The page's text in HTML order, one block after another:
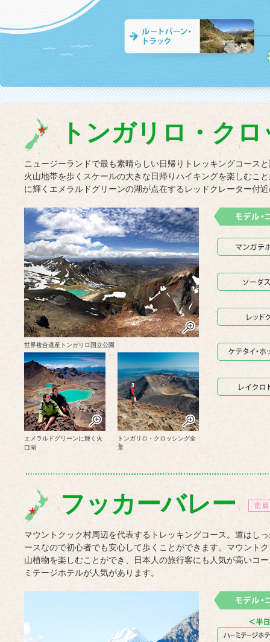
フッカーバレー
トンガリロ・ク
ニュージーランドで最も素晴らしい日帰りトレッキングコース
火山地帯を歩くスケールの大きな日帰りハイキングを楽しむこ
に輝くエメラルドグリーンの湖が点在するレッドクレーター付
世界複合遺産トンガリロ国立公園
エメラルドグリーンに輝く火
口湖
トンガリロ・クロッシング全
景
フッカーバレー
マウントクック村周辺を代表するトレッキングコース。道はし
ースなので初心者でも安心して歩くことができます。マウント
山植物を楽しむことができ、日本人の旅行客にも人気が高いコ
ミテージホテルが人気があります。